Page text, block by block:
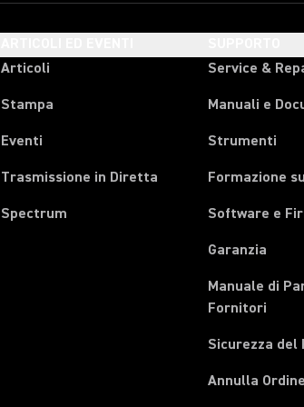
Articoli
Stampa
Eventi
Trasmissione in Diretta
Spectrum
Service &
Manuali e
Strumenti
Formazione
Software e
Garanzia
Manuale di
Fornitori
Sicurezza del
Annulla Ordine